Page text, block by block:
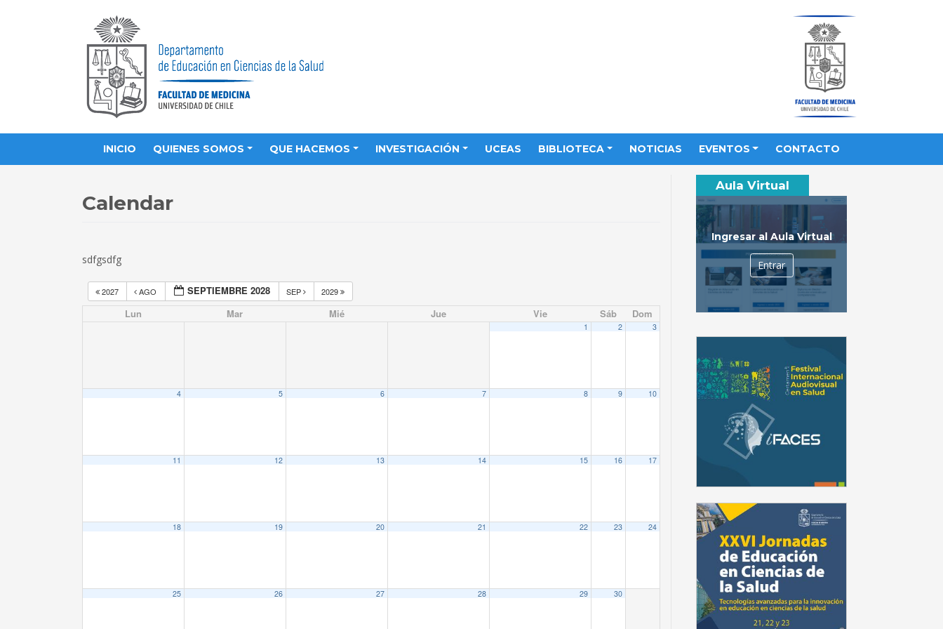
INICIO QUIENES SOMOS QUE HACEMOS INVESTIGACIÓN UCEAS BIBLIOTECA NOTICIAS EVENTOS CONTACTO
Calendar
sdfgsdfg
2027 AGO SEPTIEMBRE 2028 SEP 2029
Lun Mar Mié Jue Vie Sáb Dom
1 2 3
4 5 6 7 8 9 10
11 12 13 14 15 16 17
18 19 20 21 22 23 24
25 26 27 28 29 30
Aula Virtual
Ingresar al Aula Virtual
Entrar